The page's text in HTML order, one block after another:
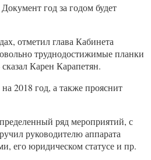
год за годом будет
отметил глава Кабинета
труднодостижимые планки
Карен Карапетян.
2018 год, а также прояснит
ряд мероприятий, с
руководителю аппарата
его юридическом статусе и пр.